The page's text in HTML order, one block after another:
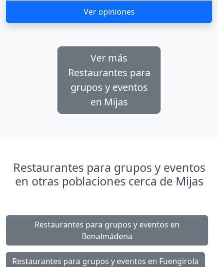
Ver opiniones
Ver más
Restaurantes para
grupos y eventos
en Mijas
Restaurantes para grupos y eventos
en otras poblaciones cerca de Mijas
Restaurantes para grupos y eventos en
Benalmádena
Restaurantes para grupos y eventos en Fuengirola